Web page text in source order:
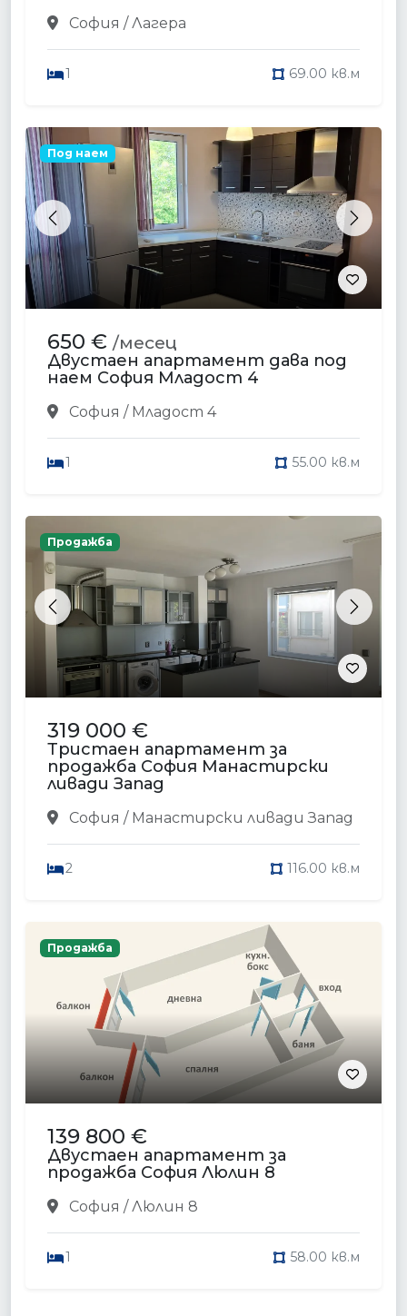
София / Лагера
1 69.00 кв.м
Previous Next
Под наем
650 € /месец
Двустаен апартамент дава под
наем София Младост 4
София / Младост 4
1 55.00 кв.м
Previous Next
Продажба
319 000 €
Тристаен апартамент за
продажба София Манастирски
ливади Запад
София / Манастирски ливади Запад
2 116.00 кв.м
Продажба
139 800 €
Двустаен апартамент за
продажба София Люлин 8
София / Люлин 8
1 58.00 кв.м